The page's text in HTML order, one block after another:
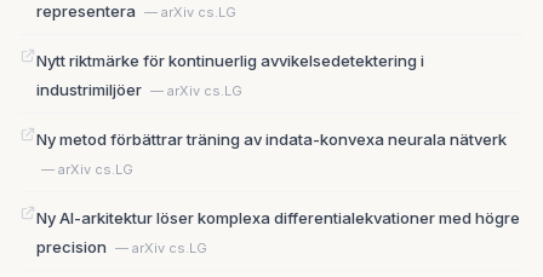
representera — arXiv cs.LG
Nytt riktmärke för kontinuerlig avvikelsedetektering i
industrimiljöer — arXiv cs.LG
Ny metod förbättrar träning av indata-konvexa neurala nätverk
— arXiv cs.LG
Ny AI-arkitektur löser komplexa differentialekvationer med högre
precision — arXiv cs.LG